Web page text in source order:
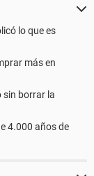
lo que es
más en
sin borrar la
4.000 años de